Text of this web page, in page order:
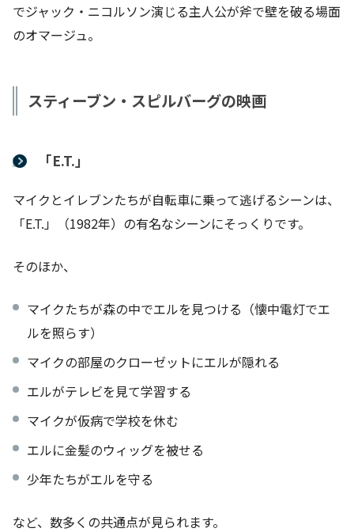
でジャック・ニコルソン演じる主人公が斧で壁を破る場面
のオマージュ。
スティーブン・スピルバーグの映画
「E.T.」
マイクとイレブンたちが自転車に乗って逃げるシーンは、
「E.T.」（1982年）の有名なシーンにそっくりです。
そのほか、
マイクたちが森の中でエルを見つける（懐中電灯でエ
ルを照らす）
マイクの部屋のクローゼットにエルが隠れる
エルがテレビを見て学習する
マイクが仮病で学校を休む
エルに金髪のウィッグを被せる
少年たちがエルを守る
など、数多くの共通点が見られます。